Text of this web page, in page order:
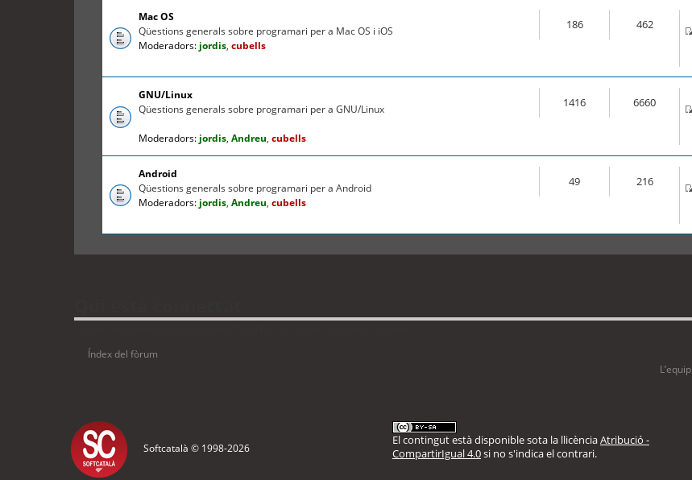
Mac OS
Qüestions generals sobre programari per a Mac OS i iOS
Moderadors: jordis, cubells
186 462
GNU/Linux
Qüestions generals sobre programari per a GNU/Linux
Moderadors: jordis, Andreu, cubells
1416 6660
Android
Qüestions generals sobre programari per a Android
Moderadors: jordis, Andreu, cubells
49 216
Índex del fòrum
L’equip
Softcatalà © 1998-2026
El contingut està disponible sota la llicènciaAtribució -
CompartirIgual 4.0si no s'indica el contrari.